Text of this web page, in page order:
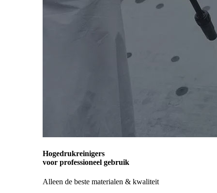
Hogedrukreinigers
voor professioneel gebruik
Alleen de beste materialen & kwaliteit